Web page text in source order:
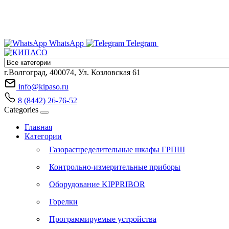
WhatsApp Telegram
г.Волгоград, 400074, Ул. Козловская 61
info@kipaso.ru
8 (8442) 26-76-52
Categories
Главная
Категории
Газораспределительные шкафы ГРПШ
Контрольно-измерительные приборы
Оборудование KIPPRIBOR
Горелки
Программируемые устройства